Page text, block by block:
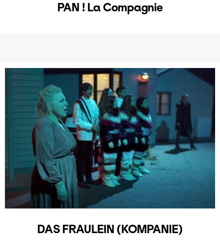
PAN ! La Compagnie
DAS FRAULEIN (KOMPANIE)